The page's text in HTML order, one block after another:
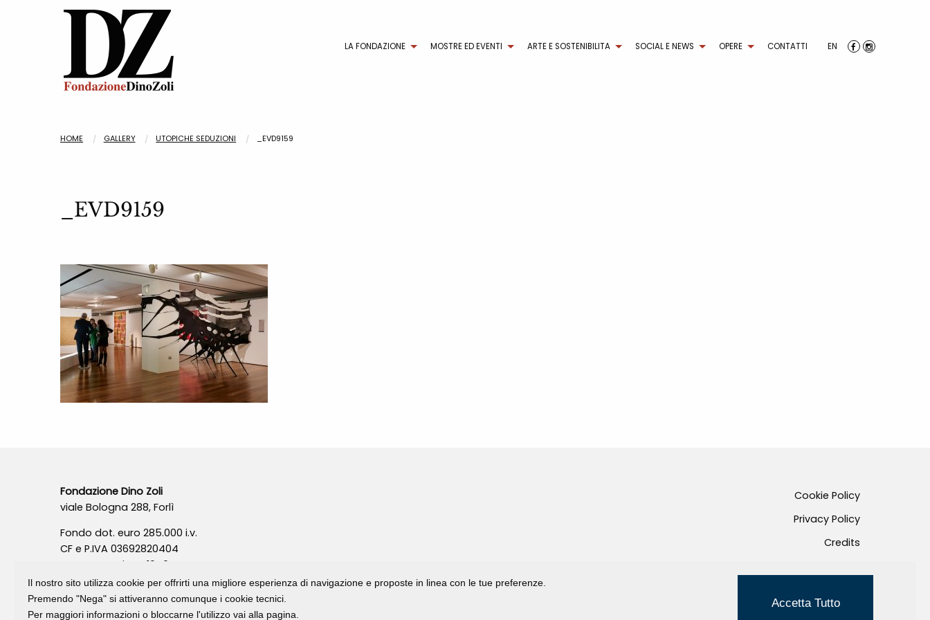
LA FONDAZIONE MOSTRE ED EVENTI ARTE E SOSTENIBILITA SOCIAL E NEWS OPERE CONTATTI EN
HOME GALLERY UTOPICHE SEDUZIONI _EVD9159
_EVD9159
Fondazione Dino Zoli
viale Bologna 288, Forlì
Fondo dot. euro 285.000 i.v.
CF e P.IVA 03692820404
Isc.Reg Per.Giu. n. 10404
Cookie Policy
Privacy Policy
Credits
Il nostro sito utilizza cookie per offrirti una migliore esperienza di navigazione e proposte in linea con le tue preferenze.
Premendo "Nega" si attiveranno comunque i cookie tecnici.
Per maggiori informazioni o bloccarne l'utilizzo vai alla pagina.
Accetta Tutto